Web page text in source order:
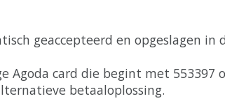
geaccepteerd en opgeslagen in
Agoda card die begint met 553397
betaaloplossing.